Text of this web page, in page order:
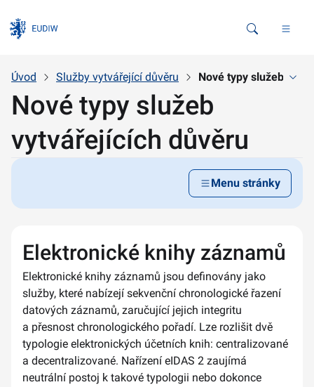
Vyhledávání
Úvod Služby vytvářející důvěru Nové typy služeb
Nové typy služeb
vytvářejících důvěru
Menu stránky
Elektronické knihy záznamů
Elektronické knihy záznamů jsou definovány jako
služby, které nabízejí sekvenční chronologické řazení
datových záznamů, zaručující jejich integritu
a přesnost chronologického pořadí. Lze rozlišit dvě
typologie elektronických účetních knih: centralizované
a decentralizované. Nařízení eIDAS 2 zaujímá
neutrální postoj k takové typologii nebo dokonce